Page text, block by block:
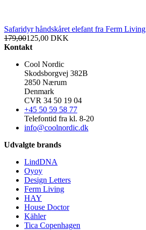
Safaridyr håndskåret elefant fra Ferm Living
179,00125,00 DKK
Kontakt
Cool Nordic
Skodsborgvej 382B
2850 Nærum
Denmark
CVR 34 50 19 04
+45 50 59 58 77
Telefontid fra kl. 8-20
info@coolnordic.dk
Udvalgte brands
LindDNA
Oyoy
Design Letters
Ferm Living
HAY
House Doctor
Kähler
Tica Copenhagen